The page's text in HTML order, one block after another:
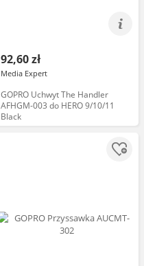
92,60 zł
Media Expert
GOPRO Uchwyt The Handler
AFHGM-003 do HERO 9/10/11
Black